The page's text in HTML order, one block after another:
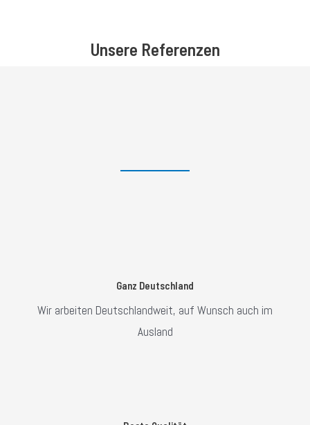
Unsere Referenzen
Ganz Deutschland
Wir arbeiten Deutschlandweit, auf Wunsch auch im
Ausland